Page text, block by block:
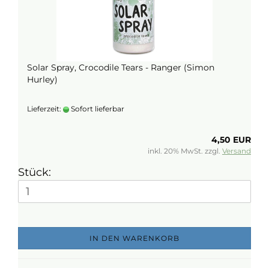
Solar Spray, Crocodile Tears - Ranger (Simon
Hurley)
Lieferzeit: Sofort lieferbar
4,50 EUR
inkl. 20% MwSt. zzgl. Versand
Stück:
IN DEN WARENKORB